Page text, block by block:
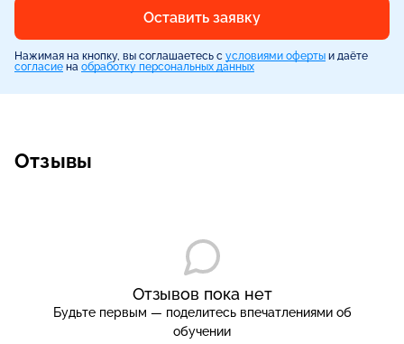
Оставить заявку
Нажимая на кнопку, вы соглашаетесь с условиями оферты и даёте
согласие на обработку персональных данных
Отзывы
Отзывов пока нет
Будьте первым — поделитесь впечатлениями об
обучении